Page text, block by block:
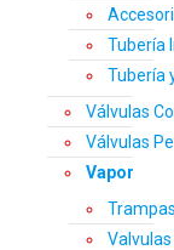
Tubería
Tubería
Válvulas
Válvulas
Vapor